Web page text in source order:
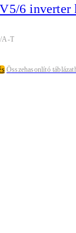
6 inverter
A-T
Összehasonlító